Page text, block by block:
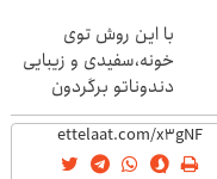
با این روش توی
خونه،سفیدی و زیبایی
دندوناتو برگردون
(40%off)